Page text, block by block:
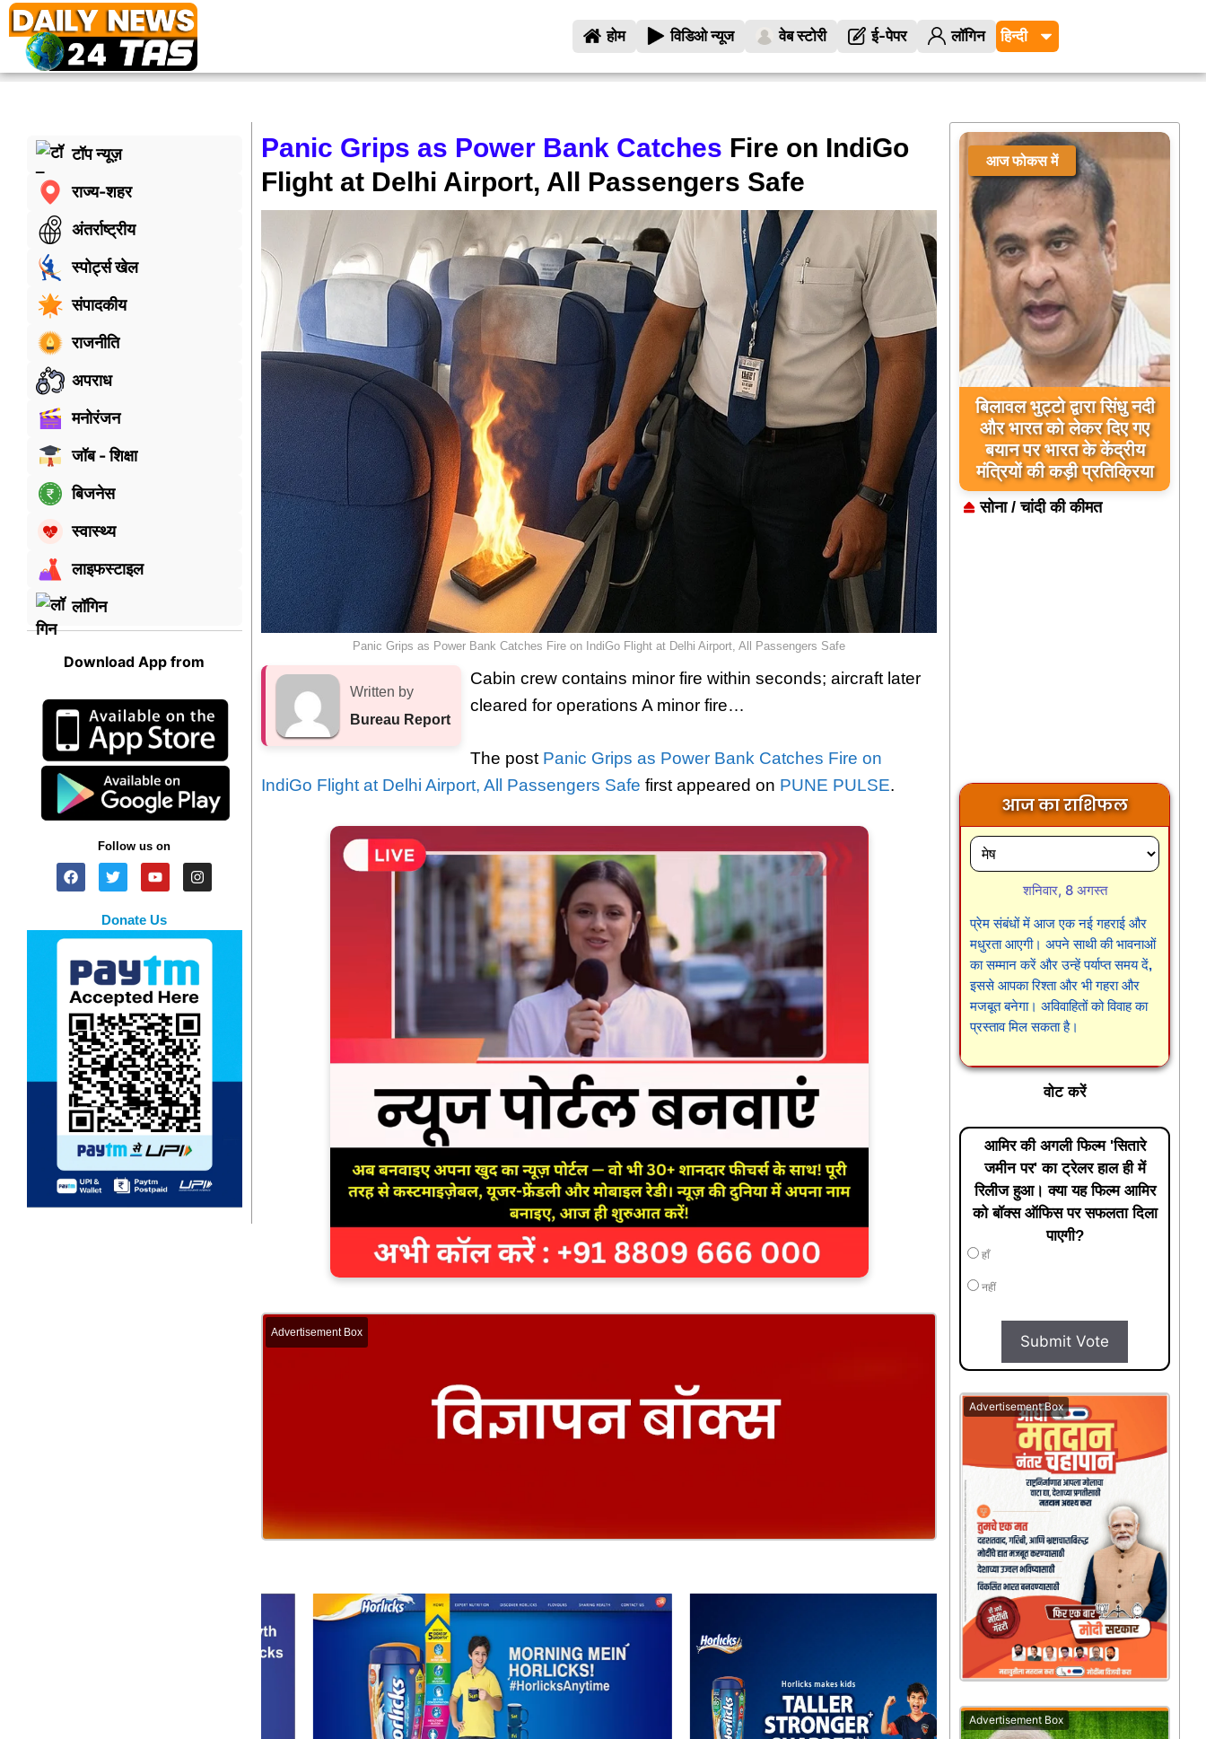
होम विडिओ न्यूज वेब स्टोरी ई-पेपर लॉगिन
टॉप न्यूज़
राज्य-शहर
अंतर्राष्ट्रीय
स्पोर्ट्स खेल
संपादकीय
राजनीति
अपराध
मनोरंजन
जॉब - शिक्षा
बिजनेस
स्वास्थ्य
लाइफस्टाइल
लॉगिन
Download App from
Follow us on
Donate Us
Panic Grips as Power Bank Catches Fire on IndiGo
Flight at Delhi Airport, All Passengers Safe
Panic Grips as Power Bank Catches Fire on IndiGo Flight at Delhi Airport, All Passengers Safe
Written by
Bureau Report
Cabin crew contains minor fire within seconds; aircraft later
cleared for operations A minor fire…
The post Panic Grips as Power Bank Catches Fire on
IndiGo Flight at Delhi Airport, All Passengers Safe first appeared on PUNE PULSE.
Advertisement Box
आज फोकस में
बिलावल भुट्टो द्वारा सिंधु नदी
और भारत को लेकर दिए गए
बयान पर भारत के केंद्रीय
मंत्रियों की कड़ी प्रतिक्रिया
सोना / चांदी की कीमत
आज का राशिफल
शनिवार, 8 अगस्त
प्रेम संबंधों में आज एक नई गहराई और
मधुरता आएगी। अपने साथी की भावनाओं
का सम्मान करें और उन्हें पर्याप्त समय दें,
इससे आपका रिश्ता और भी गहरा और
मजबूत बनेगा। अविवाहितों को विवाह का
प्रस्ताव मिल सकता है।
वोट करें
आमिर की अगली फिल्म 'सितारे
जमीन पर' का ट्रेलर हाल ही में
रिलीज हुआ। क्या यह फिल्म आमिर
को बॉक्स ऑफिस पर सफलता दिला
पाएगी?
हाँ
नहीं
Submit Vote
Advertisement Box
Advertisement Box